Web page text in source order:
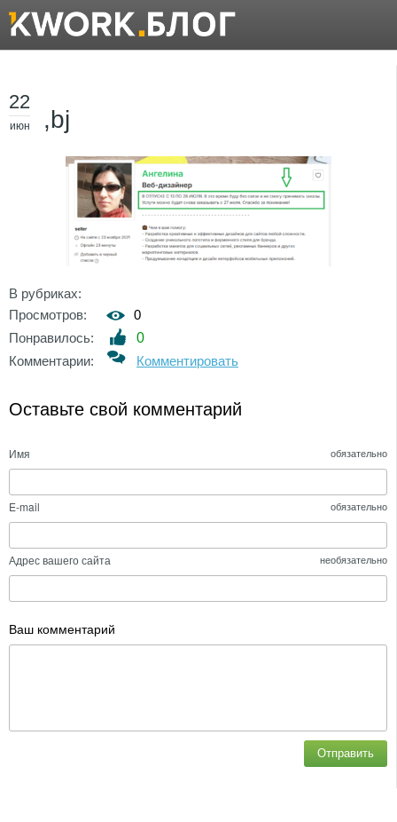
22
июн ,bj
В рубриках:
Просмотров:
0
Понравилось:
0
Комментарии:
Комментировать
Оставьте свой комментарий
Имя обязательно
E-mail обязательно
Адрес вашего сайта необязательно
Ваш комментарий
Отправить